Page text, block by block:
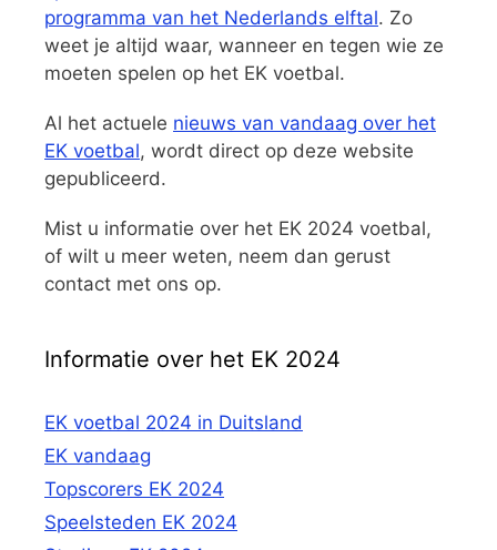
programma van het Nederlands elftal. Zo
weet je altijd waar, wanneer en tegen wie ze
moeten spelen op het EK voetbal.
Al het actuele nieuws van vandaag over het
EK voetbal, wordt direct op deze website
gepubliceerd.
Mist u informatie over het EK 2024 voetbal,
of wilt u meer weten, neem dan gerust
contact met ons op.
Informatie over het EK 2024
EK voetbal 2024 in Duitsland
EK vandaag
Topscorers EK 2024
Speelsteden EK 2024